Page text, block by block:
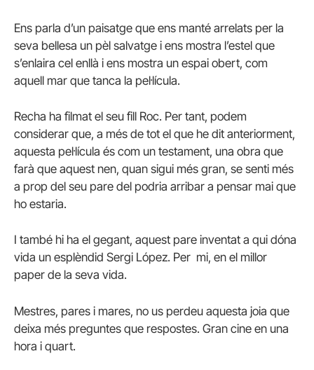
Ens parla d’un paisatge que ens manté arrelats per la
seva bellesa un pèl salvatge i ens mostra l’estel que
s’enlaira cel enllà i ens mostra un espai obert, com
aquell mar que tanca la pel·lícula.
Recha ha filmat el seu fill Roc. Per tant, podem
considerar que, a més de tot el que he dit anteriorment,
aquesta pel·lícula és com un testament, una obra que
farà que aquest nen, quan sigui més gran, se senti més
a prop del seu pare del podria arribar a pensar mai que
ho estaria.
I també hi ha el gegant, aquest pare inventat a qui dóna
vida un esplèndid Sergi López. Per mi, en el millor
paper de la seva vida.
Mestres, pares i mares, no us perdeu aquesta joia que
deixa més preguntes que respostes. Gran cine en una
hora i quart.